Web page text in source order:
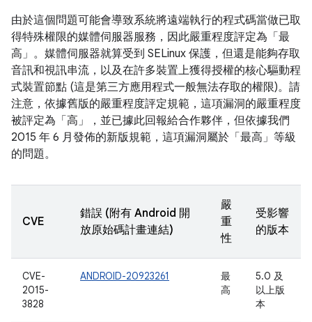
由於這個問題可能會導致系統將遠端執行的程式碼當做已取
得特殊權限的媒體伺服器服務，因此嚴重程度評定為「最
高」。媒體伺服器就算受到 SELinux 保護，但還是能夠存取
音訊和視訊串流，以及在許多裝置上獲得授權的核心驅動程
式裝置節點 (這是第三方應用程式一般無法存取的權限)。請
注意，依據舊版的嚴重程度評定規範，這項漏洞的嚴重程度
被評定為「高」，並已據此回報給合作夥伴，但依據我們
2015 年 6 月發佈的新版規範，這項漏洞屬於「最高」等級
的問題。
CVE
錯誤 (附有 Android 開
放原始碼計畫連結)
嚴
重
性
受影響
的版本
CVE-
2015-
3828
ANDROID-20923261
最
高
5.0 及
以上版
本